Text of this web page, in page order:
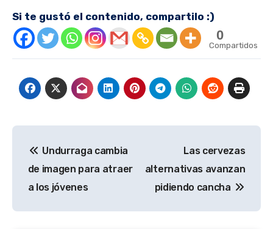
Si te gustó el contenido, compartilo :)
0
Compartidos
de
entradas
Undurraga cambia
de imagen para atraer
a los jóvenes
Las cervezas
alternativas avanzan
pidiendo cancha